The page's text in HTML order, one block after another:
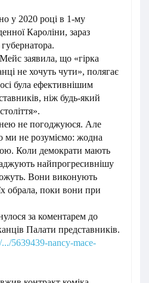
у 2020 році в 1-му
Кароліни, зараз
заявила, що «гірка
не хочуть чути», полягає
була ефективнішим
ніж будь-який
нею не погоджуюся. Але
ми не розуміємо: жодна
Коли демократи мають
найпрогресивнішу
Вони виконують
обрала, поки вони при
за коментарем до
Палати представників.
5639439-nancy-mace-